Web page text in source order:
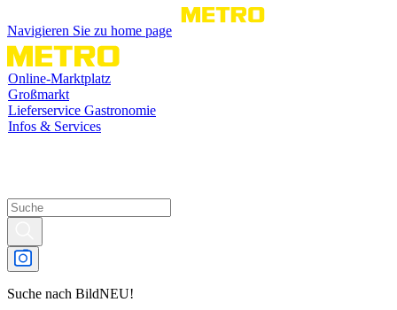
Navigieren Sie zu home page
Online-Marktplatz
Großmarkt
Lieferservice Gastronomie
Infos & Services
Suche nach BildNEU!